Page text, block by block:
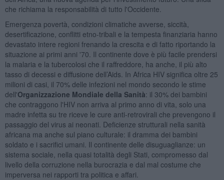
che richiama la responsabilità di tutto l'Occidente.
Emergenza povertà, condizioni climatiche avverse, siccità,
desertificazione, conflitti etno-tribali e la tempesta finanziaria hanno
devastato intere regioni frenando la crescita e di fatto riportando la
situazione ai primi anni '70. Il continente dove è più facile prendersi
la malaria e la tubercolosi che il raffreddore, ha anche, il più alto
tasso di decessi e diffusione dell’Aids. In Africa HIV significa oltre 25
milioni di casi, il 70% delle infezioni nel mondo secondo le stime
dell'Organizzazione Mondiale della Sanità: il 30% dei bambini
che contraggono l'HIV non arriva al primo anno di vita, solo una
madre infetta su tre riceve le cure anti-retrovirali che prevengono il
passaggio del virus ai neonati. Deficienze strutturali nella sanità
africana ma anche sul piano culturale: il dramma dei bambini
soldato e i sacrifici umani. Il continente delle disuguaglianze: un
sistema sociale, nella quasi totalità degli Stati, compromesso dal
livello della corruzione nella burocrazia e dal mal costume che
imperversa nei rapporti tra politica e affari.